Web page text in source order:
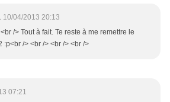
10/04/2013 20:13
/> Tout à fait. Te reste à me remettre le
:p<br /> <br /> <br /> <br />
07:21